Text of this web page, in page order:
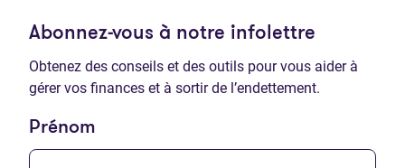
Abonnez-vous à notre infolettre
Obtenez des conseils et des outils pour vous aider à
gérer vos finances et à sortir de l’endettement.
Prénom